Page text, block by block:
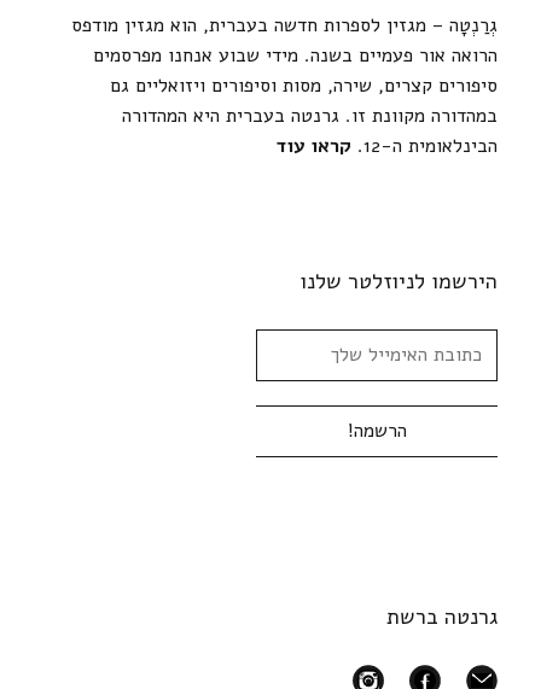
גְרַנְטָה – מגזין לספרות חדשה בעברית, הוא מגזין מודפס
הרואה אור פעמיים בשנה. מידי שבוע אנחנו מפרסמים
סיפורים קצרים, שירה, מסות וסיפורים ויזואליים גם
במהדורה מקוונת זו. גרנטה בעברית היא המהדורה
הבינלאומית ה-12.
קראו עוד
הירשמו לניוזלטר שלנו
גרנטה ברשת
mail
facebook
instagram